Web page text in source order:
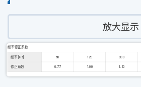
放大显示
频率修正系数
频率 [Hz] 50 120 300
修正系数 0.77 1.00 1.10